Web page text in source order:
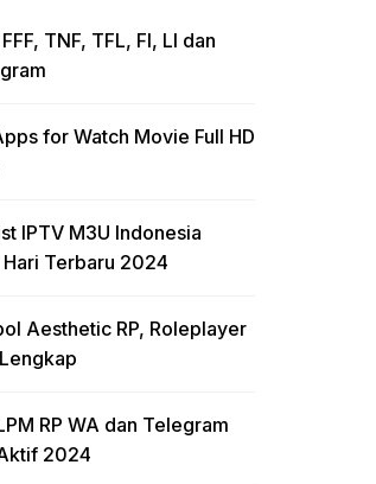
TNF, TFL, FI, LI dan
for Watch Movie Full HD
IPTV M3U Indonesia
Terbaru 2024
Aesthetic RP, Roleplayer
RP WA dan Telegram
2024